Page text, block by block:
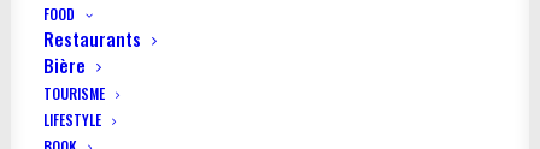
FOOD
Restaurants
Bière
TOURISME
LIFESTYLE